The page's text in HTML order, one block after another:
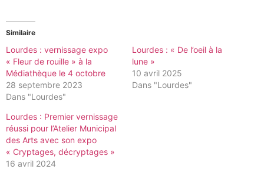
Similaire
Lourdes : vernissage expo
« Fleur de rouille » à la
Médiathèque le 4 octobre
28 septembre 2023
Dans "Lourdes"
Lourdes : « De l’oeil à la
lune »
10 avril 2025
Dans "Lourdes"
Lourdes : Premier vernissage
réussi pour l’Atelier Municipal
des Arts avec son expo
« Cryptages, décryptages »
16 avril 2024